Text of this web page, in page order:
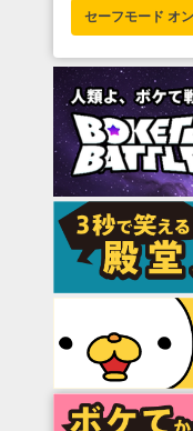
セーフモード オン